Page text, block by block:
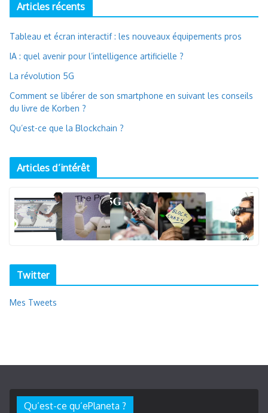
Articles récents
Tableau et écran interactif : les nouveaux équipements pros
IA : quel avenir pour l’intelligence artificielle ?
La révolution 5G
Comment se libérer de son smartphone en suivant les conseils
du livre de Korben ?
Qu’est-ce que la Blockchain ?
Articles d’intérêt
Twitter
Mes Tweets
Qu’est-ce qu’ePlaneta ?